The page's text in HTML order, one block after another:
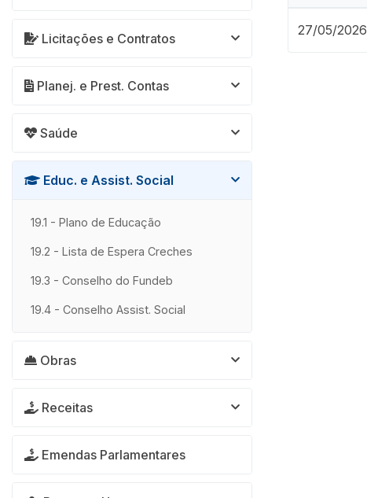
Licitações e Contratos
Planej. e Prest. Contas
Saúde
Educ. e Assist. Social
19.1 - Plano de Educação
19.2 - Lista de Espera Creches
19.3 - Conselho do Fundeb
19.4 - Conselho Assist. Social
Obras
Receitas
Emendas Parlamentares
27/05/2026